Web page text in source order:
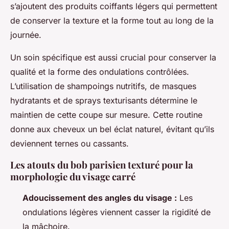
s’ajoutent des produits coiffants légers qui permettent
de conserver la texture et la forme tout au long de la
journée.
Un soin spécifique est aussi crucial pour conserver la
qualité et la forme des ondulations contrôlées.
L’utilisation de shampoings nutritifs, de masques
hydratants et de sprays texturisants détermine le
maintien de cette coupe sur mesure. Cette routine
donne aux cheveux un bel éclat naturel, évitant qu’ils
deviennent ternes ou cassants.
Les atouts du bob parisien texturé pour la
morphologie du visage carré
Adoucissement des angles du visage : Les
ondulations légères viennent casser la rigidité de
la mâchoire.